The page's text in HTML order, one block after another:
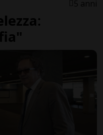
5 anni